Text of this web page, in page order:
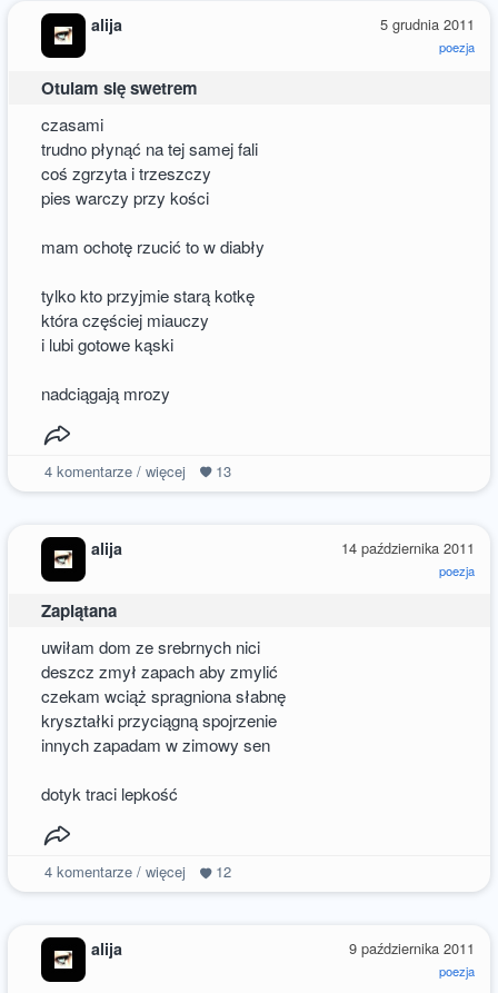
5 grudnia 2011
poezja
alija
Otulam się swetrem
czasami
trudno płynąć na tej samej fali
coś zgrzyta i trzeszczy
pies warczy przy kości
mam ochotę rzucić to w diabły
tylko kto przyjmie starą kotkę
która częściej miauczy
i lubi gotowe kąski
nadciągają mrozy
4komentarze / więcej 13
14 października 2011
poezja
alija
Zaplątana
uwiłam dom ze srebrnych nici
deszcz zmył zapach aby zmylić
czekam wciąż spragniona słabnę
kryształki przyciągną spojrzenie
innych zapadam w zimowy sen
dotyk traci lepkość
4komentarze / więcej 12
9 października 2011
poezja
alija